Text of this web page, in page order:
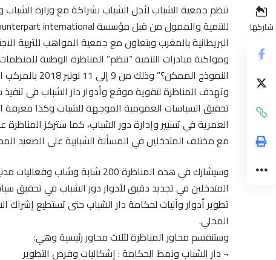
شاركها
تنظم جمعية الشباب لأجل الشباب بشراكة مع وزارة الشباب
البريطانية بالمغرب وبتعاون مع جمعية المواهب للتربية
ومواكبة مبادرات التنمية “تنظم” المناظرة الوطنية
النموذج الممكن؟” وذلك من 9 إلى 11 نونبر 2018 بالمركب الدولي مولاي رشيد للطفولة والشباب ببوزنيقة.
وتهدف المناظرة لتقوية موقع وأدوار دار الشباب في
تحقيق السياسات العمومية الموجهة للشباب وكذا معرفة
العمرية في تسيير وإدارة دور الشباب، كما ستركز المناظرة
مع مختلف المتدخلين في المسألة الشبابية على الصعيد
وسيشارك في هذه المناظرة 200
المتدخلين في تجديد دقيق لأدوار دور الشباب في
تطوير أدوار وآليات لحكامة دار الشباب حتى تستطيع
المحلي.
وستنقسم محاور المناظرة لثلاث محاور رئيسية وهي:
¬ دار الشباب ونمط الحكامة : إشكاليات وفرص التطوير